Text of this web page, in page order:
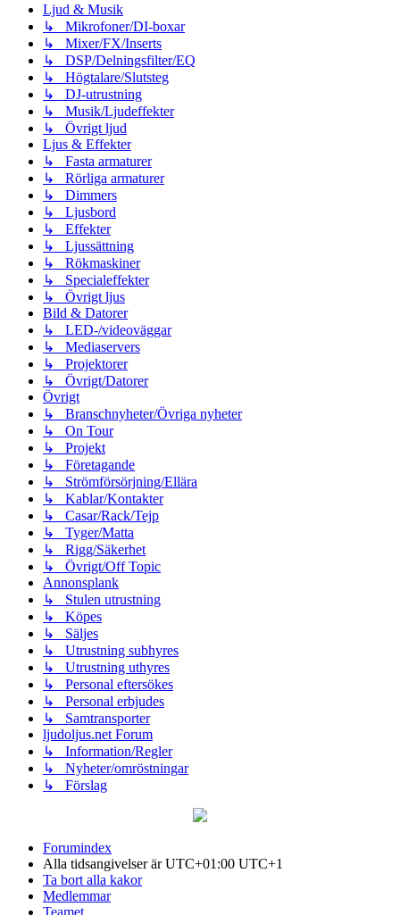
Ljud & Musik
↳ Mikrofoner/DI-boxar
↳ Mixer/FX/Inserts
↳ DSP/Delningsfilter/EQ
↳ Högtalare/Slutsteg
↳ DJ-utrustning
↳ Musik/Ljudeffekter
↳ Övrigt ljud
Ljus & Effekter
↳ Fasta armaturer
↳ Rörliga armaturer
↳ Dimmers
↳ Ljusbord
↳ Effekter
↳ Ljussättning
↳ Rökmaskiner
↳ Specialeffekter
↳ Övrigt ljus
Bild & Datorer
↳ LED-/videoväggar
↳ Mediaservers
↳ Projektorer
↳ Övrigt/Datorer
Övrigt
↳ Branschnyheter/Övriga nyheter
↳ On Tour
↳ Projekt
↳ Företagande
↳ Strömförsörjning/Ellära
↳ Kablar/Kontakter
↳ Casar/Rack/Tejp
↳ Tyger/Matta
↳ Rigg/Säkerhet
↳ Övrigt/Off Topic
Annonsplank
↳ Stulen utrustning
↳ Köpes
↳ Säljes
↳ Utrustning subhyres
↳ Utrustning uthyres
↳ Personal eftersökes
↳ Personal erbjudes
↳ Samtransporter
ljudoljus.net Forum
↳ Information/Regler
↳ Nyheter/omröstningar
↳ Förslag
Forumindex
Alla tidsangivelser är UTC+01:00 UTC+1
Ta bort alla kakor
Medlemmar
Teamet